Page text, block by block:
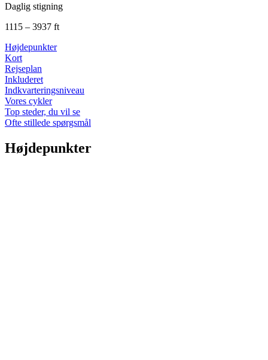
Daglig stigning
1115 – 3937 ft
Højdepunkter
Kort
Rejseplan
Inkluderet
Indkvarteringsniveau
Vores cykler
Top steder, du vil se
Ofte stillede spørgsmål
Højdepunkter